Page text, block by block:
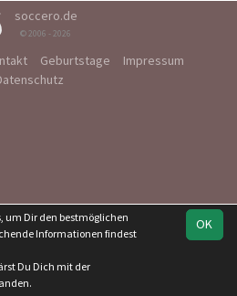
soccero.de
© 2006 - 2026
Geburtstage
Impressum
OK
um Dir den bestmöglichen
Informationen findest
Du Dich mit der